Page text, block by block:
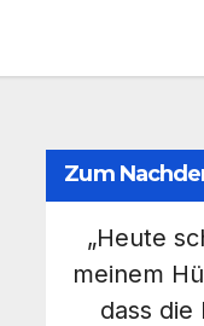
Zum
„Heute
meinem
dass die